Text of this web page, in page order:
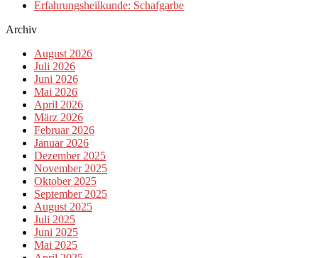
Erfahrungsheilkunde: Schafgarbe
Archiv
August 2026
Juli 2026
Juni 2026
Mai 2026
April 2026
März 2026
Februar 2026
Januar 2026
Dezember 2025
November 2025
Oktober 2025
September 2025
August 2025
Juli 2025
Juni 2025
Mai 2025